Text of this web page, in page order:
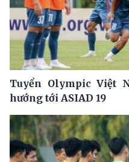
Tuyển Olympic Việt
hướng tới ASIAD 19